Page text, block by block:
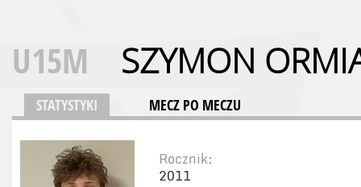
U15M SZYMON
STATYSTYKI MECZ PO MECZU
Rocznik:
2011